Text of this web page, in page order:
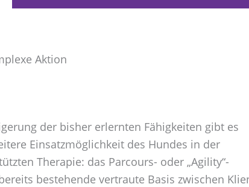
Aktion
der bisher erlernten Fähigkeiten gibt es
Einsatzmöglichkeit des Hundes in der
Therapie: das Parcours- oder „Agility“-
bestehende vertraute Basis zwischen